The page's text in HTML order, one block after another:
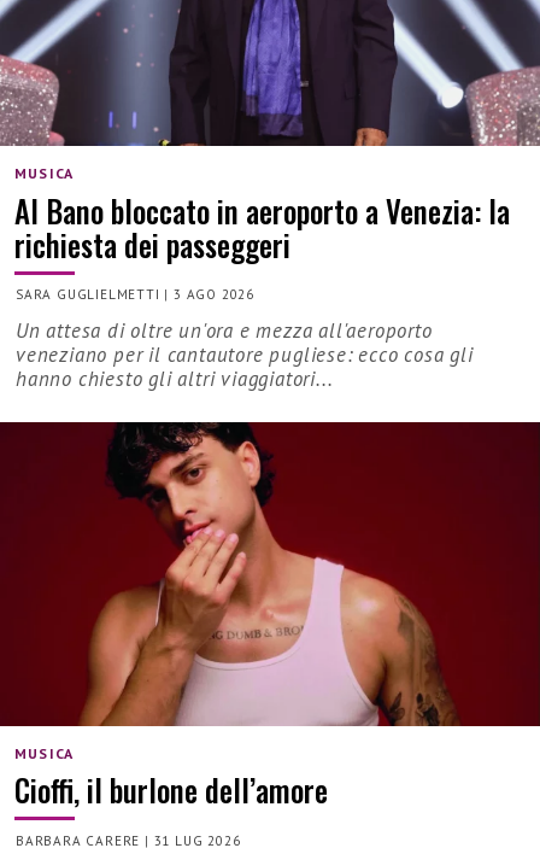
MUSICA
Al Bano bloccato in aeroporto a Venezia: la
richiesta dei passeggeri
SARA GUGLIELMETTI |3 AGO 2026
Un attesa di oltre un'ora e mezza all'aeroporto
veneziano per il cantautore pugliese: ecco cosa gli
hanno chiesto gli altri viaggiatori...
MUSICA
Cioffi, il burlone dell’amore
BARBARA CARERE | 31 LUG 2026